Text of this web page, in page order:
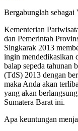
Bergabunglah
Kementerian
dan Pemerintah
Singkarak 2013
ingin mendedikasikan
balap sepeda tahunan
(TdS) 2013 dengan
maka Anda akan
yang akan
Sumatera Barat ini.
Apa keuntungan